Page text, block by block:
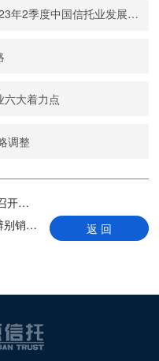
季度中国信托业发展评析
六大着力点
调整
题党课
身份 返 回